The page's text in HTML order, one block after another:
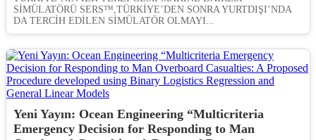
SİMÜLATÖRÜ SERS™,TÜRKİYE’DEN SONRA YURTDIŞI’NDA
DA TERCİH EDİLEN SİMÜLATÖR OLMAYI...
Yeni Yayın: Ocean Engineering “Multicriteria
Emergency Decision for Responding to Man